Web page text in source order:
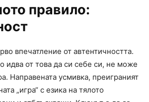
правило:
впечатление от автентичността.
идва от това да си себе си, не може
Направената усмивка, преиграният
„игра“ с езика на тялото